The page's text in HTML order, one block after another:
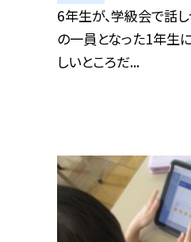
6年生が、学級会で話
の一員となった1年生
しいところだ...